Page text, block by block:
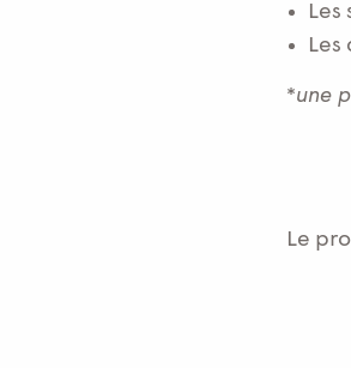
Les
Les
*une
Le